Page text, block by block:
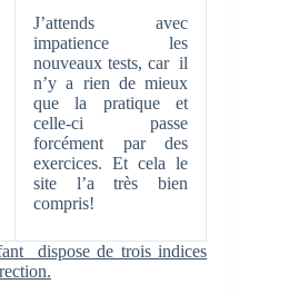
J’attends avec
impatience les
nouveaux tests, car il
n’y a rien de mieux
que la pratique et
celle-ci passe
forcément par des
exercices. Et cela le
site l’a très bien
compris!
dispose de trois indices